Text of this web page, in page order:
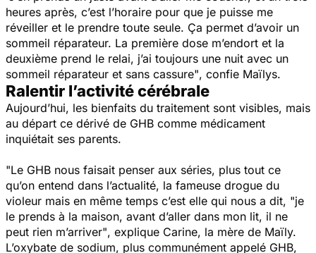
heures après, c’est l’horaire pour que je puisse me
réveiller et le prendre toute seule. Ça permet d’avoir un
sommeil réparateur. La première dose m’endort et la
deuxième prend le relai, j’ai toujours une nuit avec un
sommeil réparateur et sans cassure", confie Maïlys.
Ralentir l’activité cérébrale
Aujourd’hui, les bienfaits du traitement sont visibles, mais
au départ ce dérivé de GHB comme médicament
inquiétait ses parents.
"Le GHB nous faisait penser aux séries, plus tout ce
qu’on entend dans l’actualité, la fameuse drogue du
violeur mais en même temps c’est elle qui nous a dit, "je
le prends à la maison, avant d’aller dans mon lit, il ne
peut rien m’arriver", explique Carine, la mère de Maïly.
L’oxybate de sodium, plus communément appelé GHB,